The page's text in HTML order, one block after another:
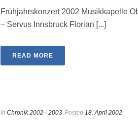
Frühjahrskonzert 2002 Musikkapelle
– Servus Innsbruck Florian [...]
READ MORE
In Chronik 2002 - 2003 Posted 18. April 2002